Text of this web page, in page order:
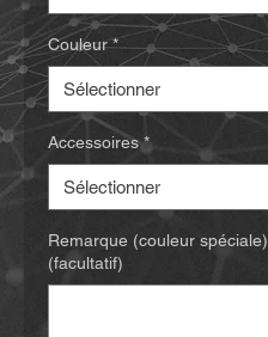
Couleur *
Accessoires *
Remarque (couleur spéciale)
(facultatif)